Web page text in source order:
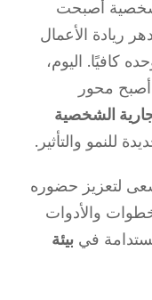
أصبحت
ريادة الأعمال
كافيًا. اليوم،
محور
الشخصية
للنمو والتأثير.
لتعزيز حضوره
والأدوات
في بيئة